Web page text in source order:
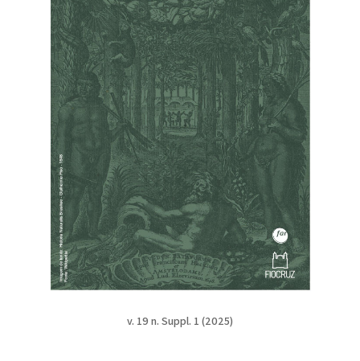
v. 19 n. Suppl. 1 (2025)